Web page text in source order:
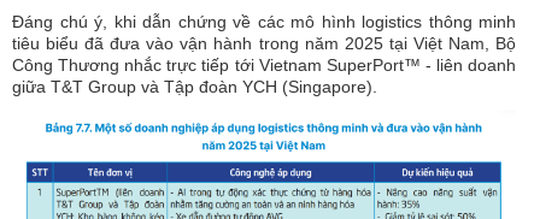
Đáng chú ý, khi dẫn chứng về các mô hình logistics thông minh
tiêu biểu đã đưa vào vận hành trong năm 2025 tại Việt Nam, Bộ
Công Thương nhắc trực tiếp tới Vietnam SuperPort™ - liên doanh
giữa T&T Group và Tập đoàn YCH (Singapore).